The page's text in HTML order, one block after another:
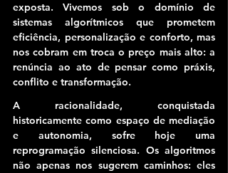
exposta. Vivemos sob o domínio de
sistemas algorítmicos que prometem
eficiência, personalização e conforto, mas
nos cobram em troca o preço mais alto: a
renúncia ao ato de pensar como práxis,
conflito e transformação.
A racionalidade, conquistada
historicamente como espaço de mediação
e autonomia, sofre hoje uma
reprogramação silenciosa. Os algoritmos
não apenas nos sugerem caminhos: eles